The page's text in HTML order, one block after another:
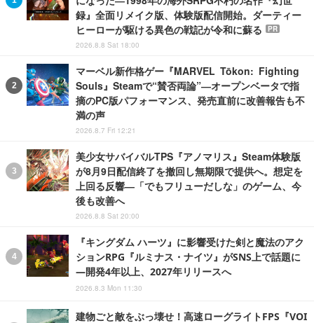
録』全面リメイク版、体験版配信開始。ダーティー
ヒーローが駆ける異色の戦記が令和に蘇る
PR
2026.8.8 Sat 18:00
マーベル新作格ゲー『MARVEL Tōkon: Fighting
Souls』Steamで“賛否両論”―オープンベータで指
摘のPC版パフォーマンス、発売直前に改善報告も不
満の声
2026.8.7 Fri 12:21
美少女サバイバルTPS『アノマリス』Steam体験版
が8月9日配信終了を撤回し無期限で提供へ。想定を
上回る反響―「でもフリューだしな」のゲーム、今
後も改善へ
2026.8.8 Sat 20:00
『キングダム ハーツ』に影響受けた剣と魔法のアク
ションRPG『ルミナス・ナイツ』がSNS上で話題に
―開発4年以上、2027年リリースへ
2026.8.3 Mon 11:30
建物ごと敵をぶっ壊せ！高速ローグライトFPS『VOI